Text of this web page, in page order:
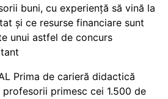
buni, cu experiență să vină la
și ce resurse financiare sunt
unui astfel de concurs
Prima de carieră didactică
profesorii primesc cei 1.500 de